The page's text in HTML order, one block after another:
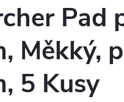
Pad
Měkký,
5 Kusy